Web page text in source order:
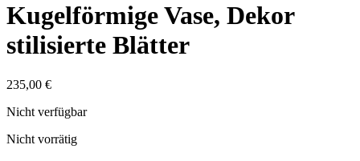
Kugelförmige Vase, Dekor
stilisierte Blätter
235,00 €
Nicht verfügbar
Nicht vorrätig